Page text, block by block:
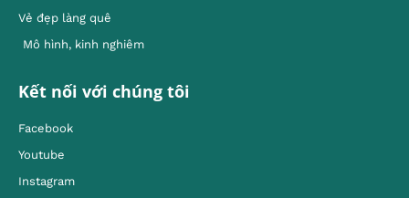
Vẻ đẹp làng quê
Mô hình, kinh nghiêm
Kết nối với chúng tôi
Facebook
Youtube
Instagram